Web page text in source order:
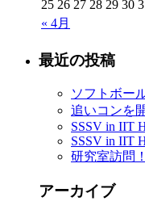
« 4月
25 26 27 28 29 30
最近の投稿
ソフトボー
追いコンを
SSSV in IIT
SSSV in IIT
研究室訪問
アーカイブ